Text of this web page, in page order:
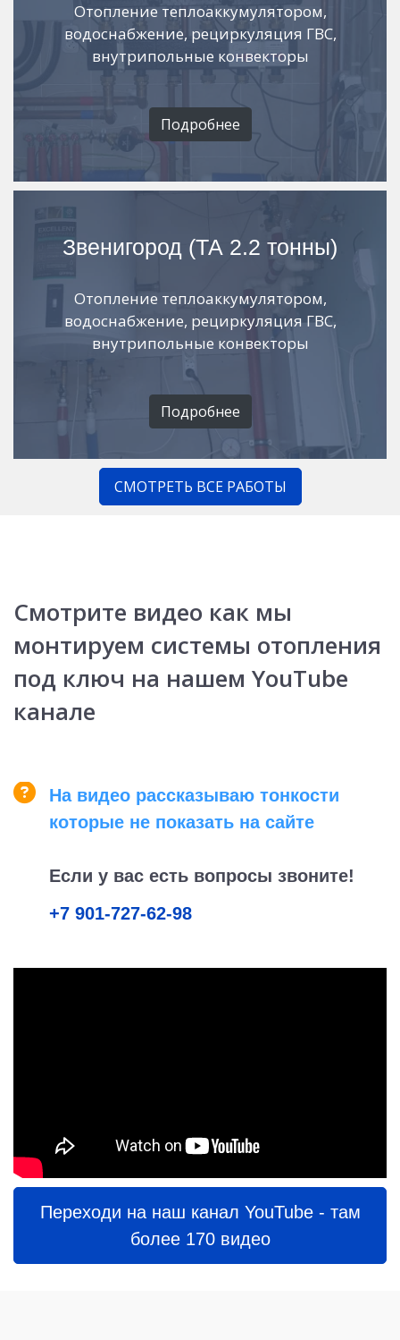
Отопление теплоаккумулятором,
водоснабжение, рециркуляция ГВС,
внутрипольные конвекторы
Подробнее
Звенигород (ТА 2.2 тонны)
Отопление теплоаккумулятором,
водоснабжение, рециркуляция ГВС,
внутрипольные конвекторы
Подробнее
СМОТРЕТЬ ВСЕ РАБОТЫ
Смотрите видео как мы
монтируем системы отопления
под ключ на нашем YouTube
канале
На видео рассказываю тонкости
которые не показать на сайте
Если у вас есть вопросы звоните!
+7 901-727-62-98
Переходи на наш канал YouTube - там
более 170 видео